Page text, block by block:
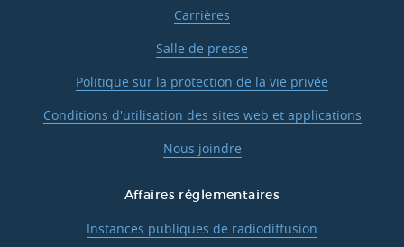
Carrières
Salle de presse
Politique sur la protection de la vie privée
Conditions d'utilisation des sites web et applications
Nous joindre
Affaires réglementaires
Instances publiques de radiodiffusion